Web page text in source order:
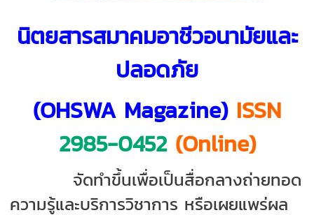
นิตยสารสมาคมอาชีวอนามัยและ
ปลอดภัย
(OHSWA Magazine) ISSN
2985-0452(Online)
จัดทำขึ้นเพื่อเป็นสื่อกลางถ่ายทอด
ความรู้และบริการวิชาการ หรือเผยแพร่ผล